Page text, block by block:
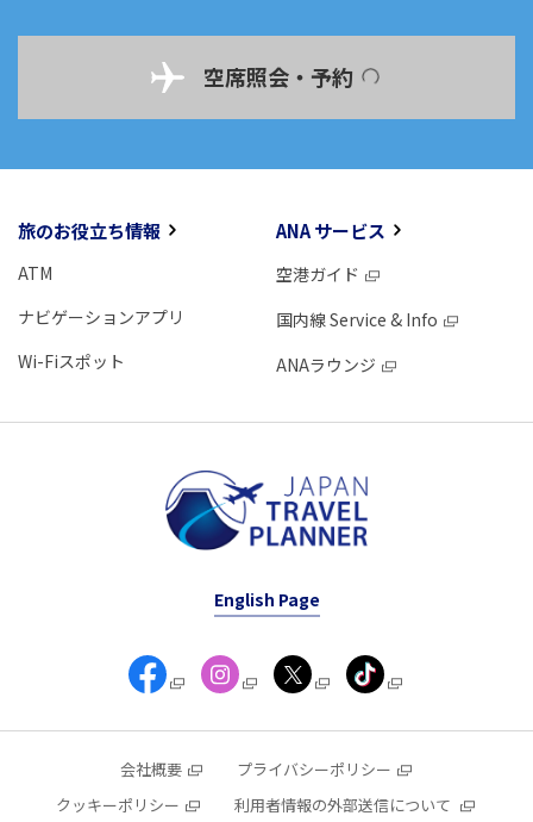
空席照会・予約
旅のお役立ち情報
ATM
ナビゲーションアプリ
Wi-Fiスポット
ANA サービス
空港ガイド
国内線 Service & Info
ANAラウンジ
English Page
会社概要
プライバシーポリシー
クッキーポリシー
利用者情報の外部送信について